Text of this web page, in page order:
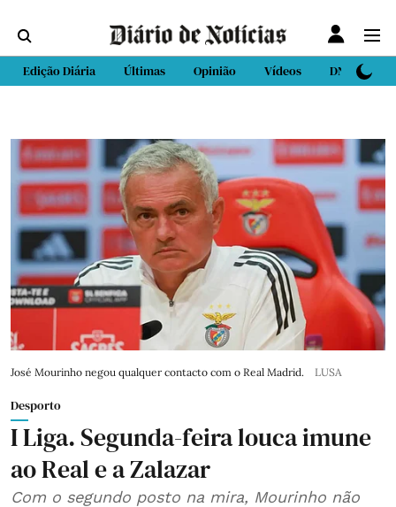
Edição Diária Últimas Opinião Vídeos DN Sport
José Mourinho negou qualquer contacto com o Real Madrid. LUSA
Desporto
I Liga. Segunda-feira louca imune
ao Real e a Zalazar
Com o segundo posto na mira, Mourinho não